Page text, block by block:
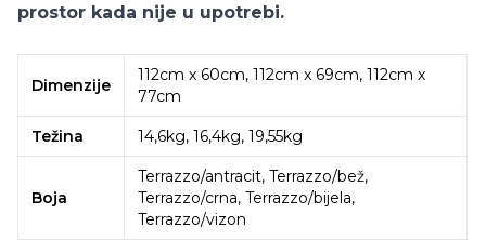
prostor kada nije u upotrebi.
Dimenzije
112cm x 60cm, 112cm x 69cm, 112cm x
77cm
Težina 14,6kg, 16,4kg, 19,55kg
Boja
Terrazzo/antracit, Terrazzo/bež,
Terrazzo/crna, Terrazzo/bijela,
Terrazzo/vizon